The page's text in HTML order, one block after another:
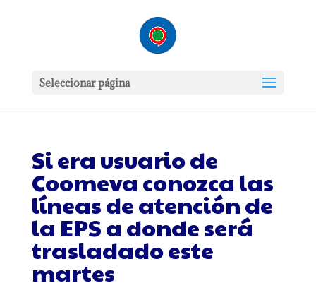
Seleccionar página
Si era usuario de
Coomeva conozca las
líneas de atención de
la EPS a donde será
trasladado este
martes